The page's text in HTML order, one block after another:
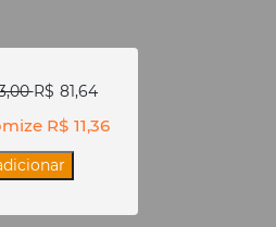
R$ 81,64
R$ 11,36